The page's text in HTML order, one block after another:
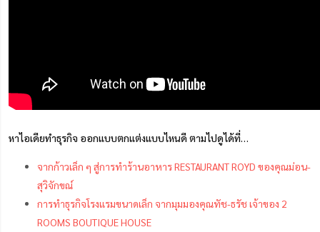
หาไอเดียทำธุรกิจ ออกแบบตกแต่งแบบไหนดี ตามไปดูได้ที่…
จากก้าวเล็ก ๆ สู่การทำร้านอาหาร RESTAURANT ROYD ของคุณม่อน-
สุวิจักขณ์
การทำธุรกิจโรงแรมขนาดเล็ก จากมุมมองคุณทัช-ธรัช เจ้าของ 2
ROOMS BOUTIQUE HOUSE